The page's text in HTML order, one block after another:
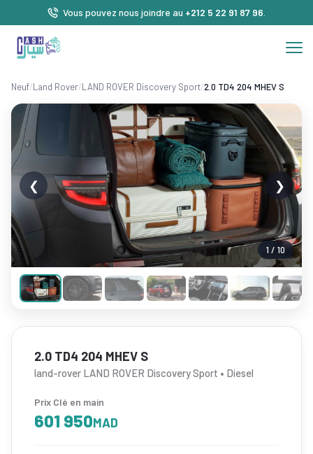
Vous pouvez nous joindre au +212 5 22 91 87 96
Neuf/Land Rover/LAND ROVER Discovery Sport/2.0 TD4 204 MHEV S
1 / 10
❮ ❯
2.0 TD4 204 MHEV S
land-rover LAND ROVER Discovery Sport • Diesel
Prix Clé en main
601 950MAD